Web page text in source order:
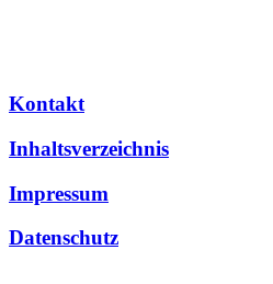
Kontakt
Inhaltsverzeichnis
Impressum
Datenschutz